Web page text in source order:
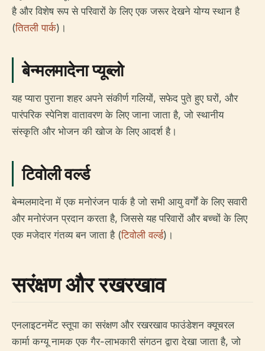
है और विशेष रूप से परिवारों के लिए एक जरूर देखने योग्य स्थान है
(तितली पार्क)।
बेन्मलमादेना प्यूब्लो
यह प्यारा पुराना शहर अपने संकीर्ण गलियों, सफेद पुते हुए घरों, और
पारंपरिक स्पेनिश वातावरण के लिए जाना जाता है, जो स्थानीय
संस्कृति और भोजन की खोज के लिए आदर्श है।
टिवोली वर्ल्ड
बेन्मलमादेना में एक मनोरंजन पार्क है जो सभी आयु वर्गों के लिए सवारी
और मनोरंजन प्रदान करता है, जिससे यह परिवारों और बच्चों के लिए
एक मजेदार गंतव्य बन जाता है (टिवोली वर्ल्ड)।
सरंक्षण और रखरखाव
एनलाइटनमेंट स्तूपा का सरंक्षण और रखरखाव फाउंडेशन क्यूचरल
कार्मा कग्यू नामक एक गैर-लाभकारी संगठन द्वारा देखा जाता है, जो